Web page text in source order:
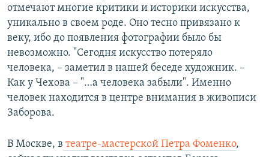
отмечают многие критики и историки искусства,
уникально в своем роде. Оно тесно привязано к
веку, ибо до появления фотографии было бы
невозможно. "Сегодня искусство потеряло
человека, – заметил в нашей беседе художник. –
Как у Чехова – "…а человека забыли". Именно
человек находится в центре внимания в живописи
Заборова.
В Москве, в театре-мастерской Петра Фоменко,